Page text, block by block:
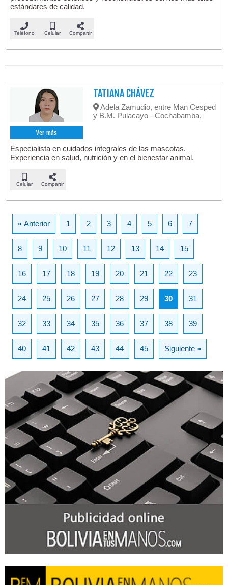
estándares de calidad.
Teléfono Celular Compartir
Ver más
TATIANA CHÁVEZ
Adela Zamudio, entre Man Cesped
y B.M. Pulacayo - Cochabamba,
Especialista en cuidados integrales de las mascotas.
Experiencia en salud, nutrición y en el bienestar animal.
Celular Compartir
«Anterior 1 2 3 4 5 6 7
8 9 10 11 12 13 14 15
16 17 18 19 20 21 22 23
24 25 26 27 28 29 30 31
32 33 34 35 36 37 38 39
40 41 42 43 44 45 Siguiente»